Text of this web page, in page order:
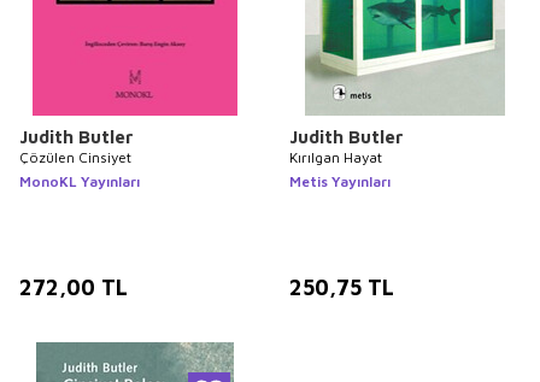
Judith Butler
Çözülen Cinsiyet
MonoKL Yayınları
272,00 TL
Judith Butler
Kırılgan Hayat
Metis Yayınları
250,75 TL